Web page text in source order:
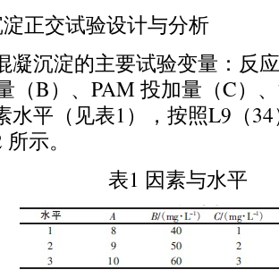
正交试验设计与分析
凝沉淀的主要试验变量：反
（B）、 PAM 投加量（C）
水平（见表1），按照L9 （34
所示。
表1 因素与水平